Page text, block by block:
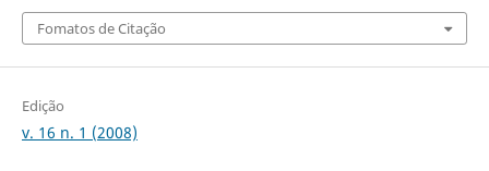
Fomatos de Citação
Edição
v. 16 n. 1 (2008)